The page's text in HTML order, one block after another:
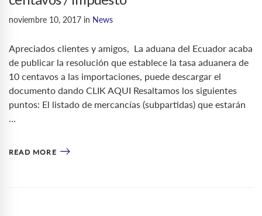
noviembre 10, 2017 in News
Apreciados clientes y amigos, La aduana del Ecuador acaba
de publicar la resolución que establece la tasa aduanera de
10 centavos a las importaciones, puede descargar el
documento dando CLIK AQUI Resaltamos los siguientes
puntos: El listado de mercancías (subpartidas) que estarán
…
READ MORE